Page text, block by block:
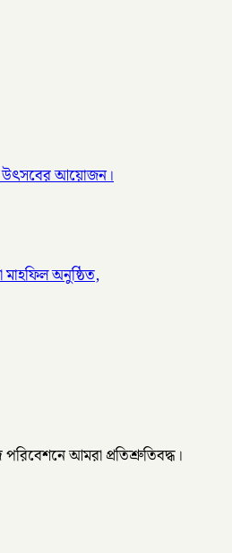
উৎসবের আয়োজন।
অনুষ্ঠিত,
পরিবেশনে আমরা প্রতিশ্রুতিবদ্ধ।